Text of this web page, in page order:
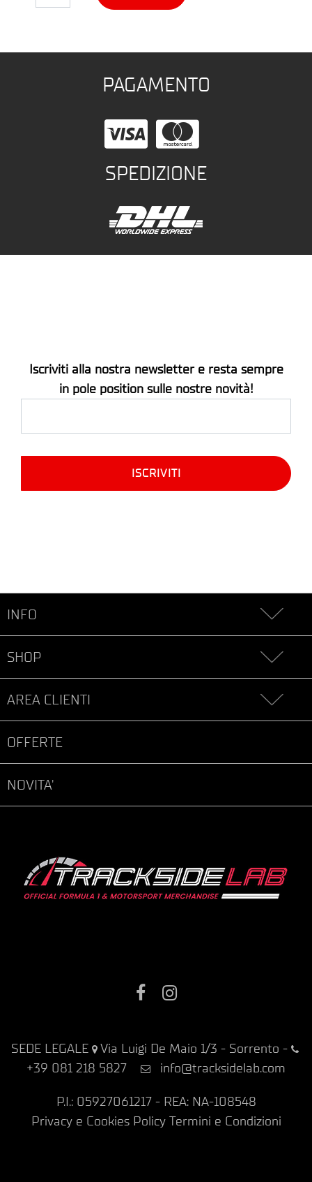
PAGAMENTO
SPEDIZIONE
Iscriviti alla nostra newsletter e resta sempre
in pole position sulle nostre novità!
INFO
SHOP
AREA CLIENTI
OFFERTE
NOVITA'
Facebook
SEDE LEGALE Via Luigi De Maio 1/3 - Sorrento -
+39 081 218 5827
info@tracksidelab.com
P.I.: 05927061217 - REA: NA-108548
Privacy e Cookies Policy Termini e Condizioni